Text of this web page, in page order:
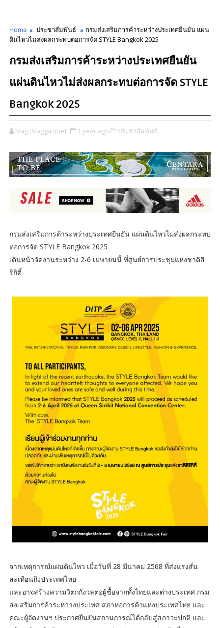
Home ประชาสัมพันธ์
กรมส่งเสริมการค้าระหว่างประเทศยืนยัน แผ่น
ดินไหวไม่ส่งผลกระทบต่อการจัด STYLE Bangkok 2025
กรมส่งเสริมการค้าระหว่างประเทศยืนยัน
แผ่นดินไหวไม่ส่งผลกระทบต่อการจัด STYLE
Bangkok 2025
Mag [Maggazine] 1 year ago ประชาสัมพันธ์,
กรมส่งเสริมการค้าระหว่างประเทศยืนยัน แผ่นดินไหวไม่ส่งผลกระทบ
ต่อการจัด STYLE Bangkok 2025
เดินหน้าจัดงานระหว่าง 2-6 เมษายนนี้ ที่ศูนย์การประชุมแห่งชาติสิ
ริกิติ์
จากเหตุการณ์แผ่นดินไหว เมื่อวันที่ 28 มีนาคม 2568 ที่ส่งแรงสั่น
สะเทือนถึงประเทศไทย
และอาจสร้างความวิตกกังวลต่อผู้ซื้อจากทั้งไทยและต่างประเทศ กรม
ส่งเสริมการค้าระหว่างประเทศ สภาหอการค้าแห่งประเทศไทย และ
คณะผู้จัดงานฯ ประกาศยืนยันสถานการณ์ได้กลับสู่สภาวะปกติ และ